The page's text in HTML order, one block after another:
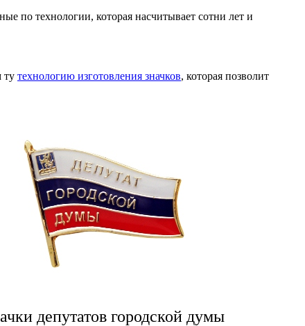
по технологии, которая насчитывает сотни лет и
ту технологию изготовления значков, которая позволит
депутатов городской думы